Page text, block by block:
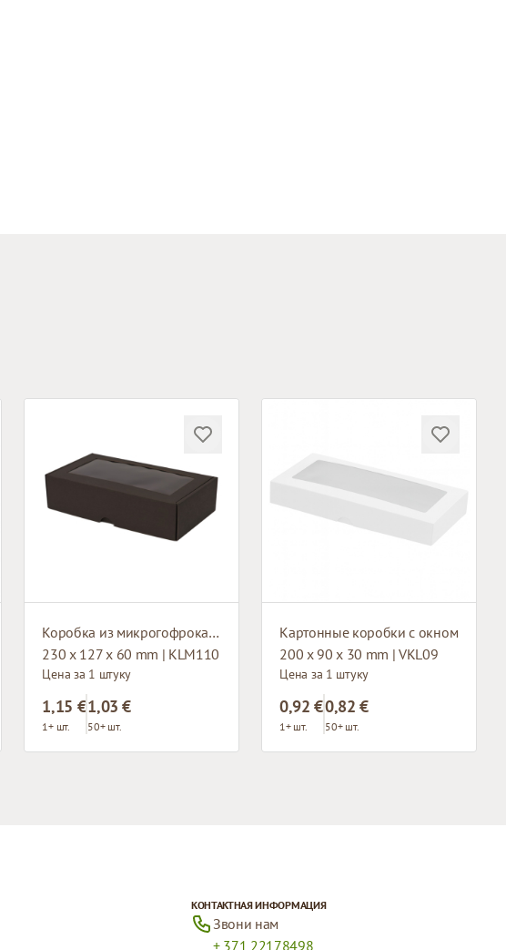
Коробка из микрогофрокартона с окном
230 x 127 x 60 mm | KLM110
Цена за 1 штуку
1,15 €
1+ шт.
1,03 €
50+ шт.
Картонные коробки с окном
200 x 90 x 30 mm | VKL09
Цена за 1 штуку
0,92 €
1+ шт.
0,82 €
50+ шт.
КОНТАКТНАЯ ИНФОРМАЦИЯ
Звони нам
+ 371 22178498